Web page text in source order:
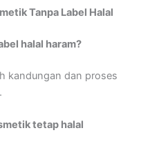
Tanpa Label Halal
halal haram?
kandungan dan proses
tetap halal